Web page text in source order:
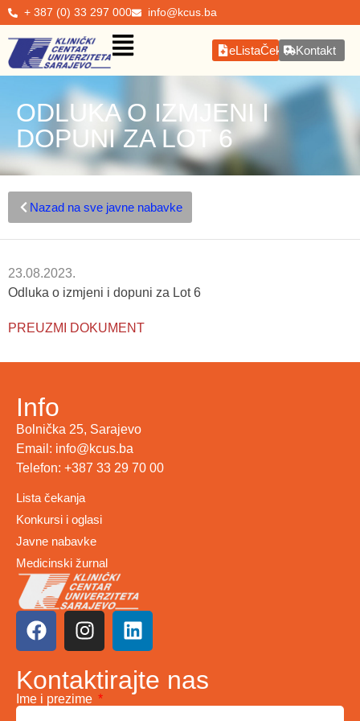
+ 387 (0) 33 297 000 info@kcus.ba
eListaČekanjaKontakt
ODLUKA O IZMJENI I
DOPUNI ZA LOT 6
Nazad na sve javne nabavke
23.08.2023.
Odluka o izmjeni i dopuni za Lot 6
PREUZMI DOKUMENT
Info
Bolnička 25, Sarajevo
Email: info@kcus.ba
Telefon: +387 33 29 70 00
Lista čekanja
Konkursi i oglasi
Javne nabavke
Medicinski žurnal
Kontaktirajte nas
Ime i prezime